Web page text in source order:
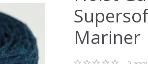
Mariner